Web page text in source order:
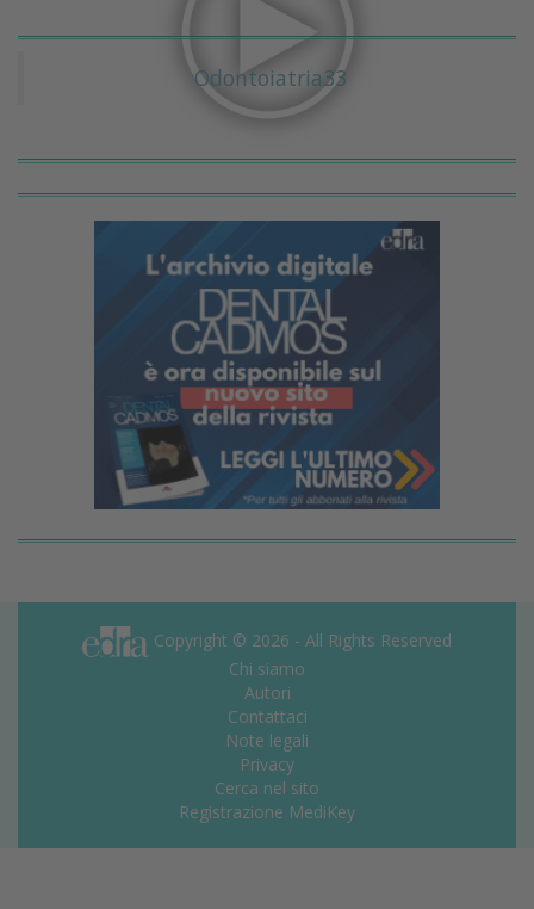
Odontoiatria33
Copyright © 2026 - All Rights Reserved
Chi siamo
Autori
Contattaci
Note legali
Privacy
Cerca nel sito
Registrazione MediKey